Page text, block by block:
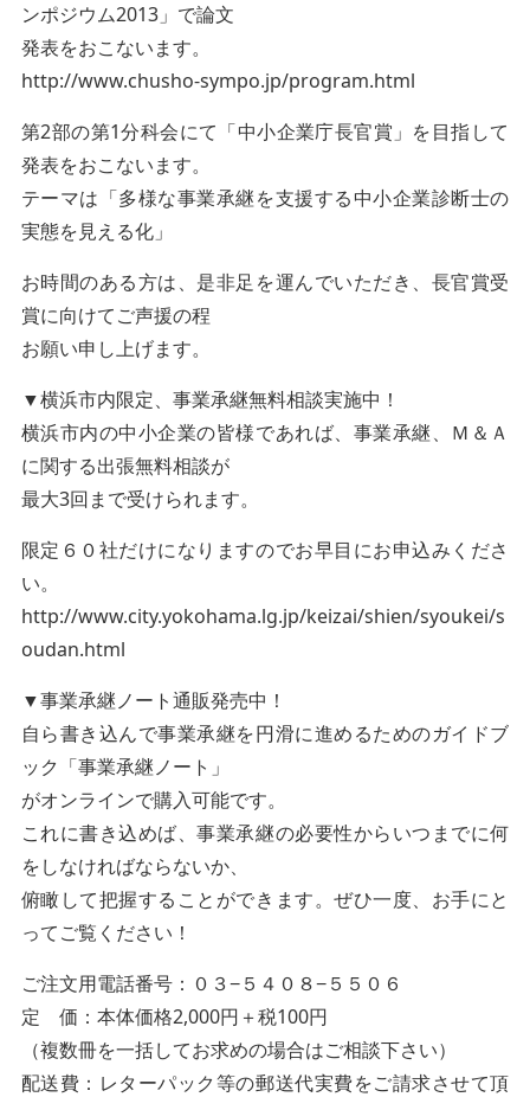
ンポジウム2013」で論文
発表をおこないます。
http://www.chusho-sympo.jp/program.html
第2部の第1分科会にて「中小企業庁長官賞」を目指して
発表をおこないます。
テーマは「多様な事業承継を支援する中小企業診断士の
実態を見える化」
お時間のある方は、是非足を運んでいただき、長官賞受
賞に向けてご声援の程
お願い申し上げます。
▼横浜市内限定、事業承継無料相談実施中！
横浜市内の中小企業の皆様であれば、事業承継、Ｍ＆Ａ
に関する出張無料相談が
最大3回まで受けられます。
限定６０社だけになりますのでお早目にお申込みくださ
い。
http://www.city.yokohama.lg.jp/keizai/shien/syoukei/s
oudan.html
▼事業承継ノート通販発売中！
自ら書き込んで事業承継を円滑に進めるためのガイドブ
ック「事業承継ノート」
がオンラインで購入可能です。
これに書き込めば、事業承継の必要性からいつまでに何
をしなければならないか、
俯瞰して把握することができます。ぜひ一度、お手にと
ってご覧ください！
ご注文用電話番号：０３−５４０８−５５０６
定 価：本体価格2,000円＋税100円
（複数冊を一括してお求めの場合はご相談下さい）
配送費：レターパック等の郵送代実費をご請求させて頂